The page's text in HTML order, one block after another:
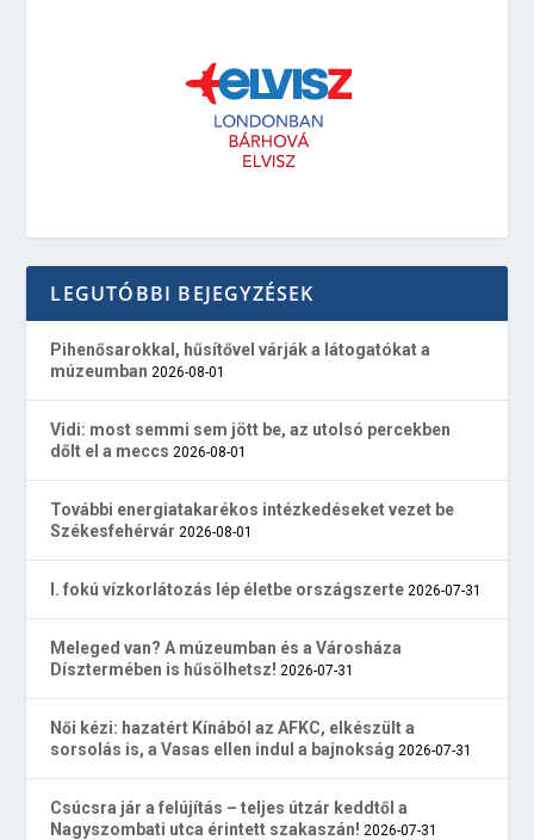
LEGUTÓBBI BEJEGYZÉSEK
Pihenősarokkal, hűsítővel várják a látogatókat a
múzeumban 2026-08-01
Vidi: most semmi sem jött be, az utolsó percekben
dőlt el a meccs 2026-08-01
További energiatakarékos intézkedéseket vezet be
Székesfehérvár 2026-08-01
I. fokú vízkorlátozás lép életbe országszerte 2026-07-31
Meleged van? A múzeumban és a Városháza
Dísztermében is hűsölhetsz! 2026-07-31
Női kézi: hazatért Kínából az AFKC, elkészült a
sorsolás is, a Vasas ellen indul a bajnokság 2026-07-31
Csúcsra jár a felújítás – teljes útzár keddtől a
Nagyszombati utca érintett szakaszán! 2026-07-31